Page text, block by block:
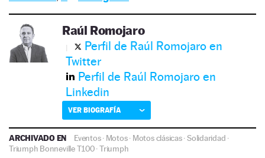
Raúl Romojaro
Perfil de Raúl Romojaro en
Twitter
Perfil de Raúl Romojaro en
Linkedin
VER BIOGRAFÍA
ARCHIVADO EN Eventos· Motos· Motos clásicas·Solidaridad ·
Triumph Bonneville T100·Triumph